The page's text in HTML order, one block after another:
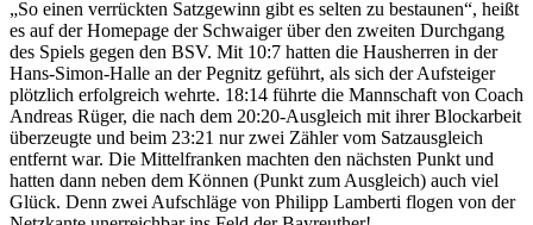
„So einen verrückten Satzgewinn gibt es selten zu bestaunen“, heißt
es auf der Homepage der Schwaiger über den zweiten Durchgang
des Spiels gegen den BSV. Mit 10:7 hatten die Hausherren in der
Hans-Simon-Halle an der Pegnitz geführt, als sich der Aufsteiger
plötzlich erfolgreich wehrte. 18:14 führte die Mannschaft von Coach
Andreas Rüger, die nach dem 20:20-Ausgleich mit ihrer Blockarbeit
überzeugte und beim 23:21 nur zwei Zähler vom Satzausgleich
entfernt war. Die Mittelfranken machten den nächsten Punkt und
hatten dann neben dem Können (Punkt zum Ausgleich) auch viel
Glück. Denn zwei Aufschläge von Philipp Lamberti flogen von der